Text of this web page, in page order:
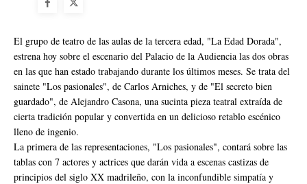
El grupo de teatro de las aulas de la tercera edad, "La Edad Dorada",
estrena hoy sobre el escenario del Palacio de la Audiencia las dos obras
en las que han estado trabajando durante los últimos meses. Se trata del
sainete "Los pasionales", de Carlos Arniches, y de "El secreto bien
guardado", de Alejandro Casona, una sucinta pieza teatral extraída de
cierta tradición popular y convertida en un delicioso retablo escénico
lleno de ingenio.
La primera de las representaciones, "Los pasionales", contará sobre las
tablas con 7 actores y actrices que darán vida a escenas castizas de
principios del siglo XX madrileño, con la inconfundible simpatía y